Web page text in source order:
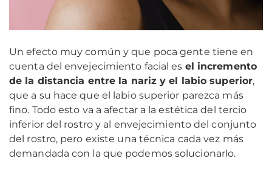
Un efecto muy común y que poca gente tiene en
cuenta del envejecimiento facial es el incremento
de la distancia entre la nariz y el labio superior,
que a su hace que el labio superior parezca más
fino. Todo esto va a afectar a la estética del tercio
inferior del rostro y al envejecimiento del conjunto
del rostro, pero existe una técnica cada vez más
demandada con la que podemos solucionarlo.